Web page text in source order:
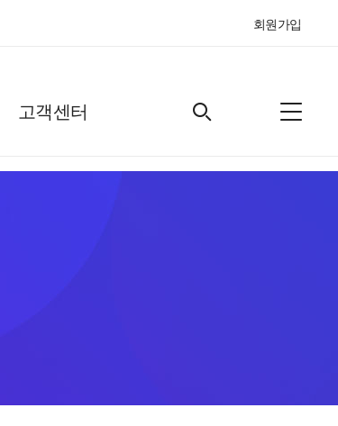
회원가입
고객센터